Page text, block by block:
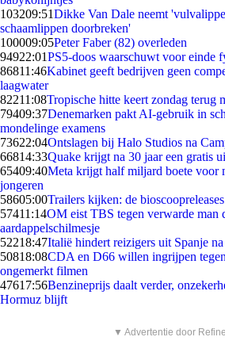
103209:51Dikke Van Dale neemt
schaamlippen doorbreken'
100009:05Peter Faber (82) overleden
94922:01PS5-doos waarschuwt voor einde
86811:46Kabinet geeft bedrijven geen
laagwater
82211:08Tropische hitte keert zondag terug
79409:37Denemarken pakt AI-gebruik in
mondelinge examens
73622:04Ontslagen bij Halo Studios na
66814:33Quake krijgt na 30 jaar een gratis
65409:40Meta krijgt half miljard boete voor
jongeren
58605:00Trailers kijken: de
57411:14OM eist TBS tegen verwarde man
aardappelschilmesje
52218:47Italië hindert reizigers uit Spanje
50818:08CDA en D66 willen ingrijpen
ongemerkt filmen
47617:56Benzineprijs daalt verder,
Hormuz blijft
▼ Advertentie door